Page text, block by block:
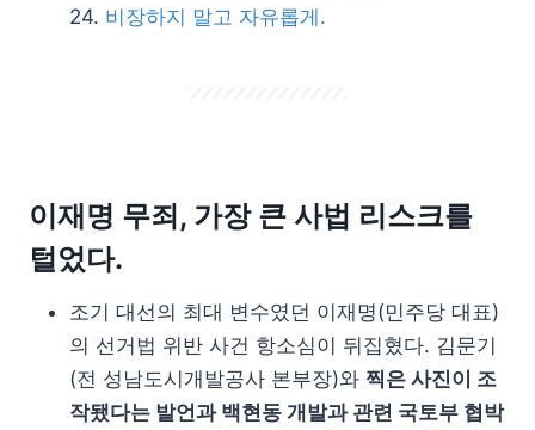
비장하지 말고 자유롭게.
이재명 무죄, 가장 큰 사법 리스크를
털었다.
조기 대선의 최대 변수였던 이재명(민주당 대표)
의 선거법 위반 사건 항소심이 뒤집혔다. 김문기
(전 성남도시개발공사 본부장)와 찍은 사진이 조
작됐다는 발언과 백현동 개발과 관련 국토부 협박